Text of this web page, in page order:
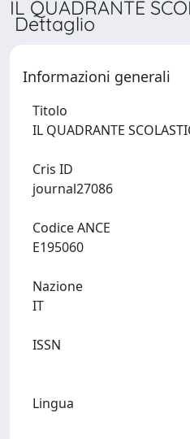
IL QUADRANTE
Dettaglio
Informazioni generali
Titolo
Cris ID
Codice ANCE
Nazione
ISSN
Lingua